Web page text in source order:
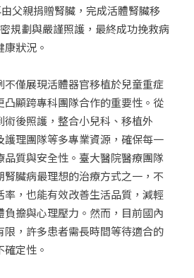
父親捐贈腎臟，完成活體腎臟移
規劃與嚴謹照護，最終成功挽救病
狀況。
不僅展現活體器官移植於兒童重症
凸顯跨專科團隊合作的重要性。從
後照護，整合小兒科、移植外
護理團隊等多專業資源，確保每一
品質與安全性。臺大醫院醫療團隊
臟病最理想的治療方式之一，不
率，也能有效改善生活品質，減輕
擔與心理壓力。然而，目前國內
限，許多患者需長時間等待適合的
定性。